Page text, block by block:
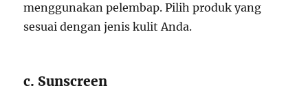
menggunakan pelembap. Pilih produk yang
sesuai dengan jenis kulit Anda.
c. Sunscreen